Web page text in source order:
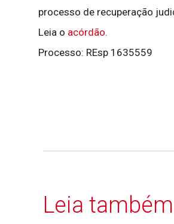
processo de recuperação
Leia o acórdão.
Processo: REsp 1635559
Leia